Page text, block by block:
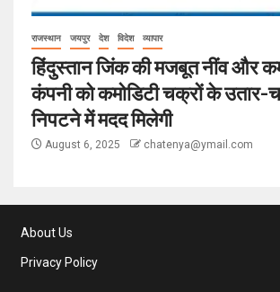
राजस्थान जयपुर देश विदेश व्यापार
हिंदुस्तान जिंक की मजबूत नींव और
कंपनी को कमोडिटी चक्रों के उतार-
निपटने में मदद मिलेगी
August 6, 2025 chatenya@ymail.com
About Us
Privacy Policy